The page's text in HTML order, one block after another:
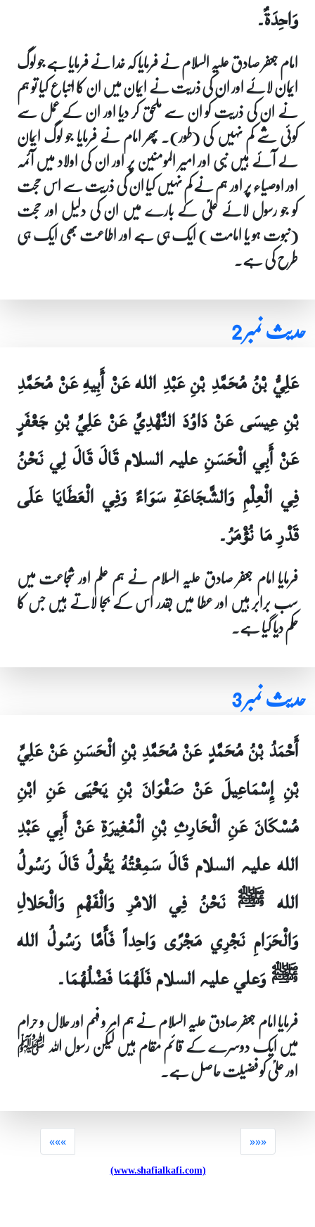
وَاحِدَةٌ۔
امام جعفر صادق علیہ السلام نے فرمایا کہ خدا نے فرمایا ہے جو لوگ
ایمان لائے اور ان کی ذریت نے ایمان میں ان کا اتباع کیا تو ہم
نے ان کی ذریت کو ان سے ملحق کر دیا اور ان کے عمل سے
کوئی شے کم نہیں کی (طور)۔ پھر امام نے فرمایا جو لوگ ایمان
لے آئے ہیں نبی اور امیر المومنین پر اور ان کی اولاد میں آئمہ
اور اوصیاء پر اور ہم نے کم نہیں کیا ان کی ذریت سے اس حجت
کو جو رسول لائے علیؑ کے بارے میں ان کی دلیل اور حجت
(نبوت ہو یا امامت ) ایک ہی ہے اور اطاعت بھی ایک ہی
طرح کی ہے۔
حدیث نمبر 2
عَلِيُّ بْنُ مُحَمَّدِ بْنِ عَبْدِ الله عَنْ أَبِيهِ عَنْ مُحَمَّدِ
بْنِ عِيسَى عَنْ دَاوُدَ النَّهْدِيِّ عَنْ عَلِيِّ بْنِ جَعْفَرٍ
عَنْ أَبِي الْحَسَنِ علیہ السلام قَالَ قَالَ لِي نَحْنُ
فِي الْعِلْمِ وَالشَّجَاعَةِ سَوَاءٌ وَفِي الْعَطَايَا عَلَى
قَدْرِ مَا نُؤْمَرُ۔
فرمایا امام جعفر صادق علیہ السلام نے ہم علم اور شجاعت میں
سب برابر ہیں اور عطا میں بقدر اس کے بجا لاتے ہیں جس کا
حکم دیا گیا ہے۔
حدیث نمبر 3
أَحْمَدُ بْنُ مُحَمَّدٍ عَنْ مُحَمَّدِ بْنِ الْحَسَنِ عَنْ عَلِيِّ
بْنِ إِسْمَاعِيلَ عَنْ صَفْوَانَ بْنِ يَحْيَى عَنِ ابْنِ
مُسْكَانَ عَنِ الْحَارِثِ بْنِ الْمُغِيرَةِ عَنْ أَبِي عَبْدِ
الله علیہ السلام قَالَ سَمِعْتُهُ يَقُولُ قَالَ رَسُولُ
الله ﷺ نَحْنُ فِي الامْرِ وَالْفَهْمِ وَالْحَلالِ
وَالْحَرَامِ نَجْرِي مَجْرًى وَاحِداً فَأَمَّا رَسُولُ الله
ﷺ وَعلي علیہ السلام فَلَهُمَا فَضْلُهُمَا۔
فرمایا امام جعفر صادق علیہ السلام نے ہم امر و فہم اور حلال و حرام
میں ایک دوسرے کے قائم مقام ہیں لیکن رسول اللہ ﷺ
اور علیؑ کو فضیلت حاصل ہے۔
«««
(www.shafialkafi.com)
»»»